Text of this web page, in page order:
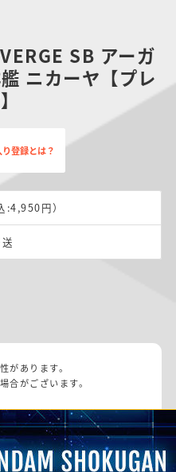
SB アーガ
ニカーヤ【プレ
登録とは？
円）
があります。
合がございます。